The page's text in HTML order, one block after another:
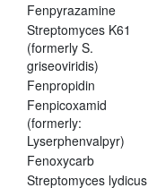
Fenpyrazamine
Streptomyces K61
(formerly S.
griseoviridis)
Fenpropidin
Fenpicoxamid
(formerly:
Lyserphenvalpyr)
Fenoxycarb
Streptomyces lydicus